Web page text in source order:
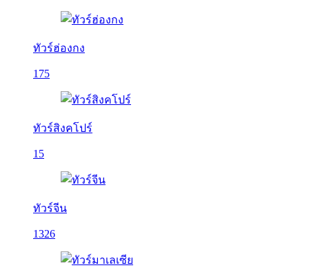
ทัวร์ฮ่องกง
175
ทัวร์สิงคโปร์
15
ทัวร์จีน
1326